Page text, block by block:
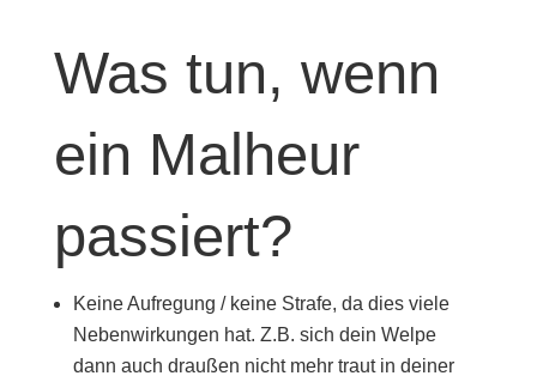
Was tun, wenn
ein Malheur
passiert?
Keine Aufregung / keine Strafe, da dies viele
Nebenwirkungen hat. Z.B. sich dein Welpe
dann auch draußen nicht mehr traut in deiner